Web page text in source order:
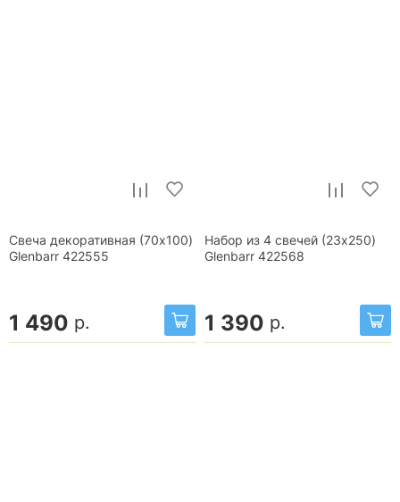
Свеча декоративная (70x100)
Glenbarr 422555
1 490 р.
Набор из 4 свечей (23x250)
Glenbarr 422568
1 390 р.